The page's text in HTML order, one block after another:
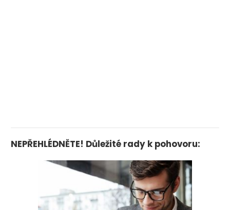
NEPŘEHLÉDNĚTE! Důležité rady k pohovoru: